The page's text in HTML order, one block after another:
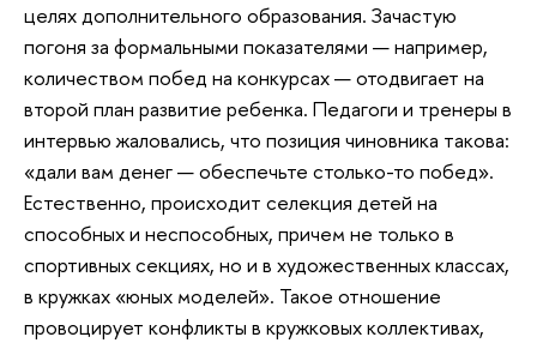
целях дополнительного образования. Зачастую
погоня за формальными показателями — например,
количеством побед на конкурсах — отодвигает на
второй план развитие ребенка. Педагоги и тренеры в
интервью жаловались, что позиция чиновника такова:
«дали вам денег — обеспечьте столько-то побед».
Естественно, происходит селекция детей на
способных и неспособных, причем не только в
спортивных секциях, но и в художественных классах,
в кружках «юных моделей». Такое отношение
провоцирует конфликты в кружковых коллективах,